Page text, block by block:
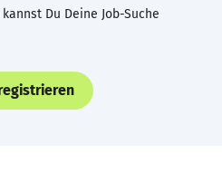
Du Deine Job-Suche